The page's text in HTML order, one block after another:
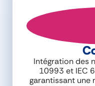
Intégration des
10993 et IEC
garantissant une